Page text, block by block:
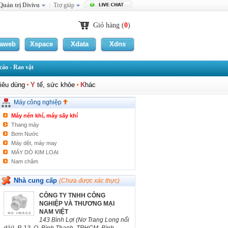
trị Divivu Trợ giúp
Giỏ hàng (0)
Xspace Xdata Xdns
- Rao vặt
iêu dùng Y tế, sức khỏe Khác
Máy công nghiệp
Tháp giải nhiệt
Máy đo nhiệt độ/độ ẩm/gió
Máy đóng gói/Quấn màng
Máy chiết, đóng chai nước tinh khiết
Màng thực phẩm
Thiết bị làm sạch bề mặt
INSTRON VIETNAM
Máy quấn dây đồng
Máy nén khí, máy sấy khí
Thang máy
Bơm Nước
Máy dệt, máy may
MÁY DÒ KIM LOẠI
Nam châm
Máy sản xuất Gạch xi măng
Thủy lực, khí nén
HE THONG HUT BUI GO
Máy InDate
VẬT TƯ ĐÓNG GÓI
Thiết bị nâng hạ
Nhà cung cấp (Chưa được xác thực)
CÔNG TY TNHH CÔNG
NGHIỆP VÀ THƯƠNG MẠI
NAM VIỆT
143 Bình Lợi (Nơ Trang Long nối